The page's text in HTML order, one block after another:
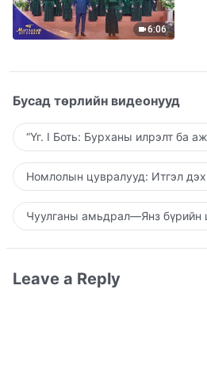
6:06
Бусад төрлийн видеонууд
“Үг. I Боть: Бурханы илрэлт ба
Номлолын цувралууд: Итгэл
Чуулганы амьдрал—Янз бүрийн
Leave a Reply